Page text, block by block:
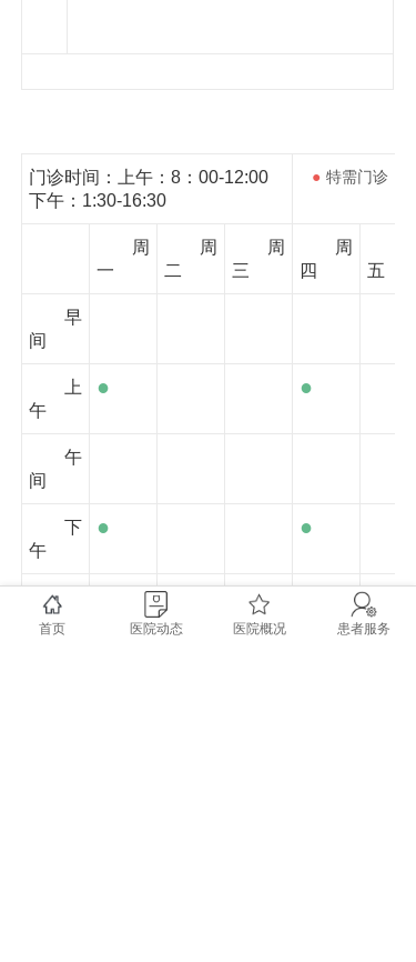
门诊时间：上午：8：00-12:00
下午：1:30-16:30
● 特需门诊
周
一
周
二
周
三
周
四
五
早
间
上
午
● ●
午
间
下
午
● ●
间
首页 医院动态 医院概况 患者服务